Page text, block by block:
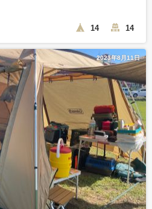
14 14
2023年8月11日